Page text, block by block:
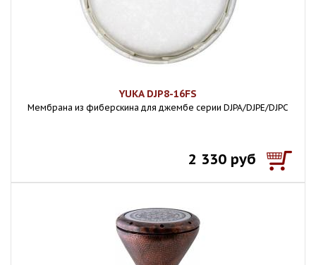
YUKA DJP8-16FS
Мембрана из фиберскина для джембе серии DJPA/DJPE/DJPC
2 330 руб